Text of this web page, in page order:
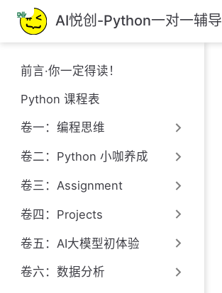
跳
至
主
要
內
AI悦创-Python一对一辅导
前言·你一定得读！
Python 课程表
卷一：编程思维
卷二：Python 小咖养成
卷三：Assignment
卷四：Projects
卷五：AI大模型初体验
卷六：数据分析